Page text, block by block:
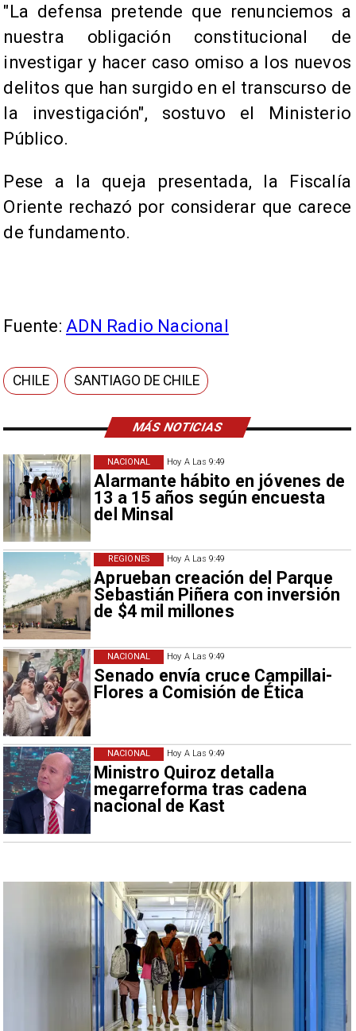
MÁS NOTICIAS
Hoy A Las 9:49
Alarmante hábito en jóvenes de
13 a 15 años según encuesta
del Minsal
NACIONAL
Hoy A Las 9:49
Aprueban creación del Parque
Sebastián Piñera con inversión
de $4 mil millones
REGIONES
Hoy A Las 9:49
Senado envía cruce Campillai-
Flores a Comisión de Ética
NACIONAL
Hoy A Las 9:49
Ministro Quiroz detalla
megarreforma tras cadena
nacional de Kast
NACIONAL
"La defensa pretende que renunciemos a
nuestra obligación constitucional de
investigar y hacer caso omiso a los nuevos
delitos que han surgido en el transcurso de
la investigación", sostuvo el Ministerio
Público.
Pese a la queja presentada, la Fiscalía
Oriente rechazó por considerar que carece
de fundamento.
Fuente: ADN Radio Nacional
CHILE SANTIAGO DE CHILE